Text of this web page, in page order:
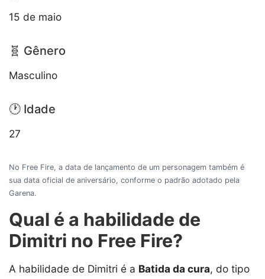
15 de maio
🧬 Gênero
Masculino
🕐 Idade
27
No Free Fire, a data de lançamento de um personagem também é
sua data oficial de aniversário, conforme o padrão adotado pela
Garena.
Qual é a habilidade de
Dimitri no Free Fire?
A habilidade de Dimitri é a Batida da cura, do tipo